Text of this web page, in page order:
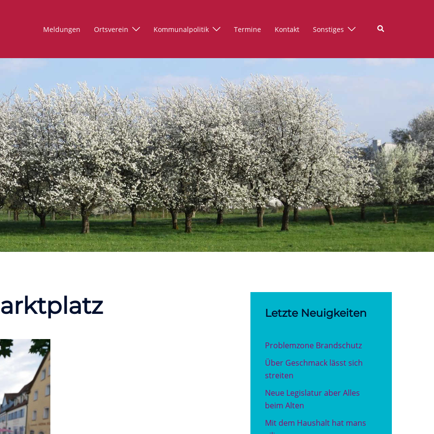
Meldungen Ortsverein Kommunalpolitik Termine Kontakt Sonstiges Suche
Letzte Neuigkeiten
Problemzone Brandschutz
Über Geschmack lässt sich
streiten
Neue Legislatur aber Alles
beim Alten
Mit dem Haushalt hat mans